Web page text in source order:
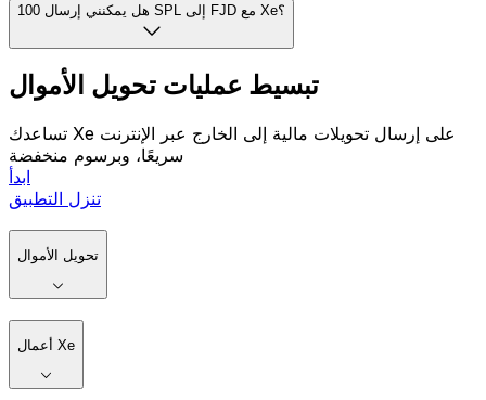
هل يمكنني إرسال 100 SPL إلى FJD مع Xe؟
تبسيط عمليات تحويل الأموال
تساعدك Xe على إرسال تحويلات مالية إلى الخارج عبر الإنترنت
سريعًا، وبرسوم منخفضة
ابدأ
تنزل التطبيق
تحويل الأموال
أعمال Xe